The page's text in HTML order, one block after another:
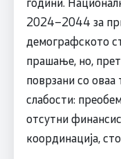
2024–2044 за
демографското
прашање, но,
поврзани со
слабости:
отсутни
координација,